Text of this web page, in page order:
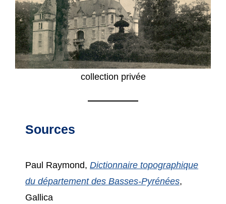
collection privée
Sources
Paul Raymond, Dictionnaire topographique
du département des Basses-Pyrénées,
Gallica